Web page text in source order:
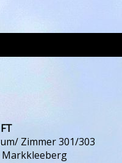
Zimmer 301/303
Markkleeberg